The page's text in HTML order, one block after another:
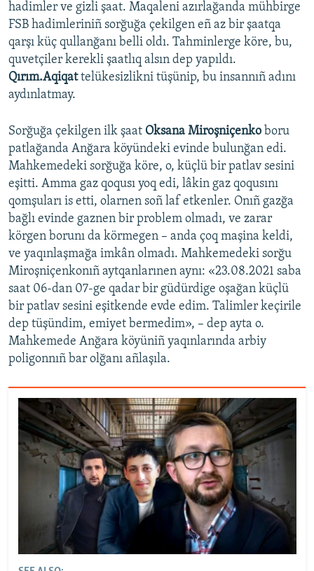
hadimler ve gizli şaat. Maqaleni azırlağanda mühbirge
FSB hadimleriniñ sorğuğa çekilgen eñ az bir şaatqa
qarşı küç qullanğanı belli oldı. Tahminlerge köre, bu,
quvetçiler kerekli şaatlıq alsın dep yapıldı.
Qırım.Aqiqattelükesizlikni tüşünip, bu insannıñ adını
aydınlatmay.
Sorğuğa çekilgen ilk şaat Oksana Miroşniçenko boru
patlağanda Anğara köyündeki evinde bulunğan edi.
Mahkemedeki sorğuğa köre, o, küçlü bir patlav sesini
eşitti. Amma gaz qoqusı yoq edi, lâkin gaz qoqusını
qomşuları is etti, olarnen soñ laf etkenler. Onıñ gazğa
bağlı evinde gaznen bir problem olmadı, ve zarar
körgen borunı da körmegen – anda çoq maşina keldi,
ve yaqınlaşmağa imkân olmadı. Mahkemedeki sorğu
Miroşniçenkonıñ aytqanlarınen aynı: «23.08.2021 saba
saat 06-dan 07-ge qadar bir güdürdige oşağan küçlü
bir patlav sesini eşitkende evde edim. Talimler keçirile
dep tüşündim, emiyet bermedim», – dep ayta o.
Mahkemede Anğara köyüniñ yaqınlarında arbiy
poligonnıñ bar olğanı añlaşıla.